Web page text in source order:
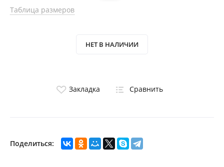
Таблица размеров
НЕТ В НАЛИЧИИ
Закладка Сравнить
Поделиться: